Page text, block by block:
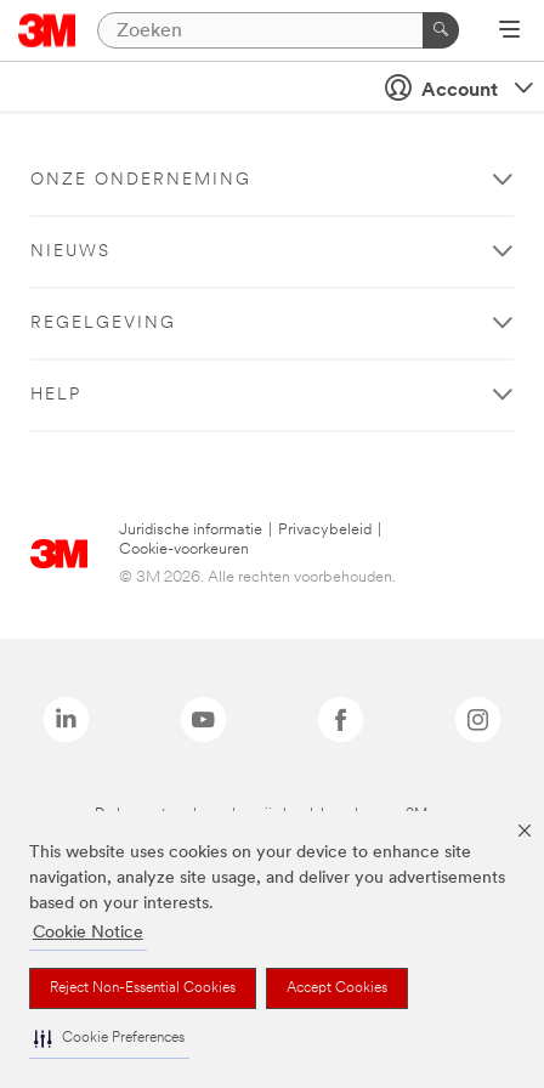
This website uses cookies on your device to enhance site
navigation, analyze site usage, and deliver you advertisements
based on your interests.
Cookie Notice
Reject Non-Essential Cookies Accept Cookies
Cookie Preferences
Account
ONZE ONDERNEMING
NIEUWS
REGELGEVING
HELP
Juridische informatie Privacybeleid
Cookie-voorkeuren
© 3M 2026. Alle rechten voorbehouden.
De bovenstaande merken zijn handelsmerken van 3M.we